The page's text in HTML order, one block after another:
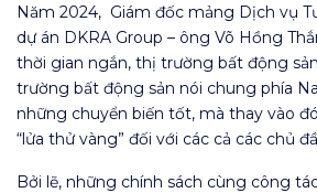
Năm 2024, Giám đốc mảng Dịch vụ
dự án DKRA Group – ông Võ Hồng
thời gian ngắn, thị trường bất động
trường bất động sản nói chung phía
những chuyển biến tốt, mà thay vào
“lửa thử vàng” đối với các cả các chủ
Bởi lẽ, những chính sách cùng công